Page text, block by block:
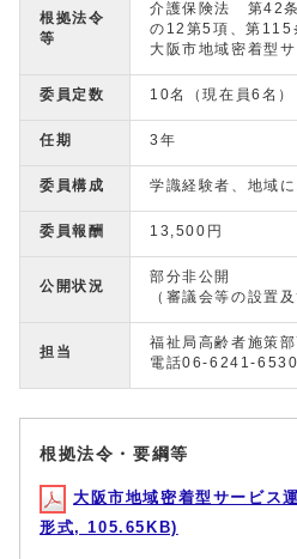
根拠法令
等
介護保険法 第42
の12第5項、第115
大阪市地域密着型
委員定数 10名（現在員6名）
任期 3年
委員構成 学識経験者、地域
委員報酬 13,500円
公開状況
部分非公開
（審議会等の設置
担当
福祉局高齢者施策
電話06-6241-
根拠法令・要綱等
大阪市地域密着型サービス
形式, 105.65KB)